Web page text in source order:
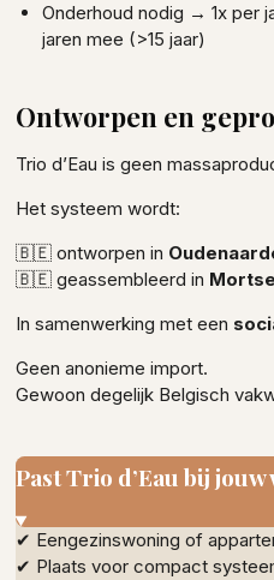
Onderhoud nodig → 1x per
jaren mee (>15 jaar)
Ontworpen en
Trio d’Eau is geen
Het systeem wordt:
🇧🇪 ontworpen in
🇧🇪 geassembleerd in
In samenwerking met een
Geen anonieme import.
Gewoon degelijk Belgisch
Past Trio d’Eau bij
✔ Eengezinswoning of
✔ Plaats voor compact